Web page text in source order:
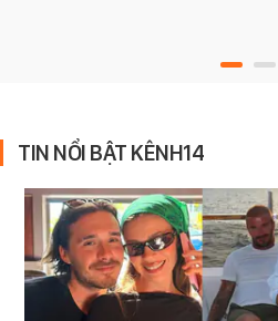
TIN NỔI BẬT KÊNH14